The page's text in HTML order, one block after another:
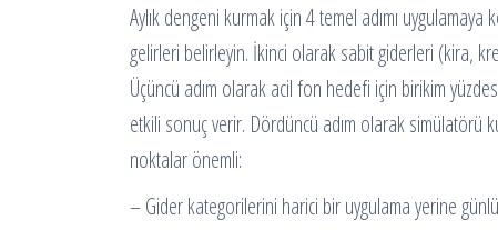
Aylık dengeni kurmak için 4 temel adımı
gelirleri belirleyin. İkinci olarak sabit giderleri (kira,
Üçüncü adım olarak acil fon hedefi için birikim
etkili sonuç verir. Dördüncü adım olarak simülatörü
noktalar önemli:
– Gider kategorilerini harici bir uygulama yerine